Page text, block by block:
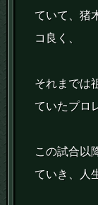
ていて、猪
コ良く、
それまでは
ていたプロ
この試合以
ていき、人